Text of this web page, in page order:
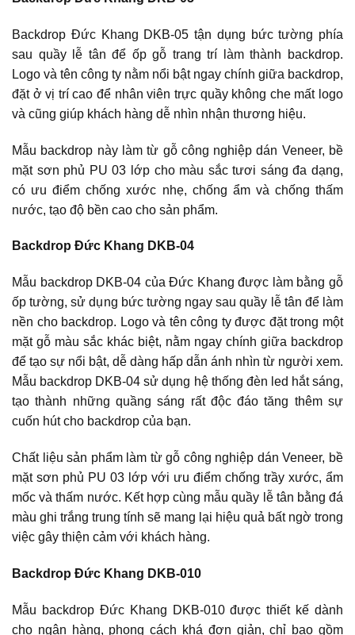
Backdrop Đức Khang DKB-05 tận dụng bức tường phía
sau quầy lễ tân để ốp gỗ trang trí làm thành backdrop.
Logo và tên công ty nằm nổi bật ngay chính giữa backdrop,
đặt ở vị trí cao để nhân viên trực quầy không che mất logo
và cũng giúp khách hàng dễ nhìn nhận thương hiệu.
Mẫu backdrop này làm từ gỗ công nghiệp dán Veneer, bề
mặt sơn phủ PU 03 lớp cho màu sắc tươi sáng đa dạng,
có ưu điểm chống xước nhẹ, chống ẩm và chống thấm
nước, tạo độ bền cao cho sản phẩm.
Backdrop Đức Khang DKB-04
Mẫu backdrop DKB-04 của Đức Khang được làm bằng gỗ
ốp tường, sử dụng bức tường ngay sau quầy lễ tân để làm
nền cho backdrop. Logo và tên công ty được đặt trong một
mặt gỗ màu sắc khác biệt, nằm ngay chính giữa backdrop
để tạo sự nổi bật, dễ dàng hấp dẫn ánh nhìn từ người xem.
Mẫu backdrop DKB-04 sử dụng hệ thống đèn led hắt sáng,
tạo thành những quầng sáng rất độc đáo tăng thêm sự
cuốn hút cho backdrop của bạn.
Chất liệu sản phẩm làm từ gỗ công nghiệp dán Veneer, bề
mặt sơn phủ PU 03 lớp với ưu điểm chống trầy xước, ẩm
mốc và thấm nước. Kết hợp cùng mẫu quầy lễ tân bằng đá
màu ghi trắng trung tính sẽ mang lại hiệu quả bất ngờ trong
việc gây thiện cảm với khách hàng.
Backdrop Đức Khang DKB-010
Mẫu backdrop Đức Khang DKB-010 được thiết kế dành
cho ngân hàng, phong cách khá đơn giản, chỉ bao gồm